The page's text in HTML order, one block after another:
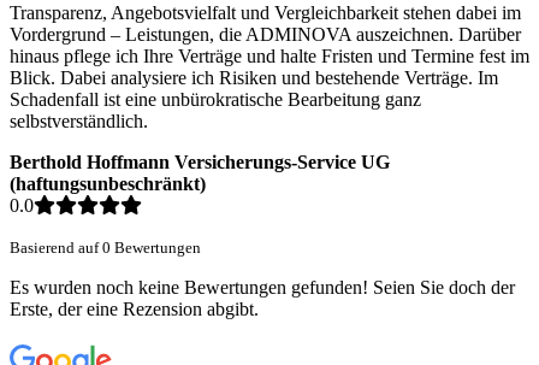
Transparenz, Angebotsvielfalt und Vergleichbarkeit stehen dabei im
Vordergrund – Leistungen, die ADMINOVA auszeichnen. Darüber
hinaus pflege ich Ihre Verträge und halte Fristen und Termine fest im
Blick. Dabei analysiere ich Risiken und bestehende Verträge. Im
Schadenfall ist eine unbürokratische Bearbeitung ganz
selbstverständlich.
Berthold Hoffmann Versicherungs-Service UG
(haftungsunbeschränkt)
0.0
Basierend auf 0 Bewertungen
Es wurden noch keine Bewertungen gefunden! Seien Sie doch der
Erste, der eine Rezension abgibt.